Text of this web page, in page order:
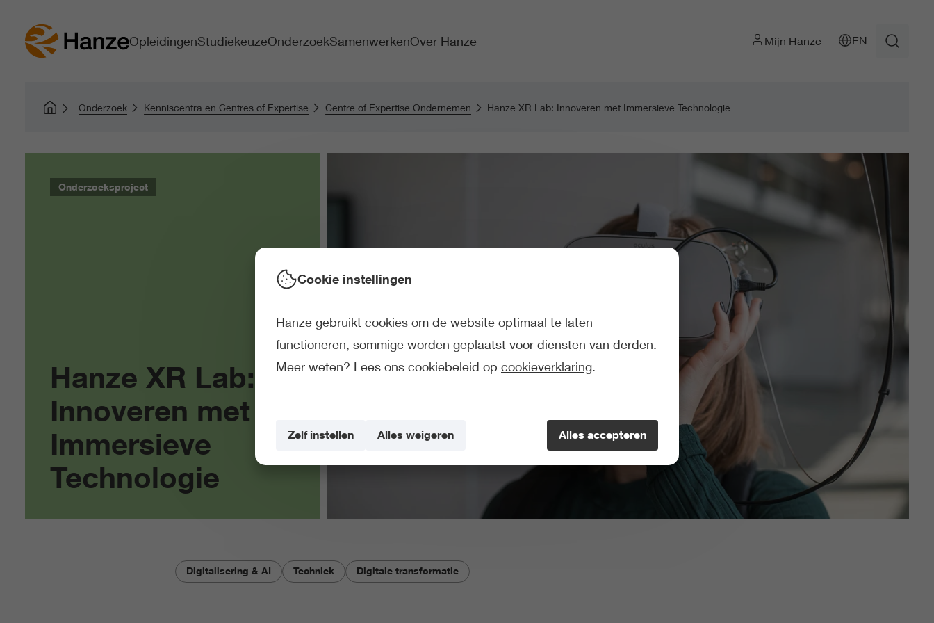
OpleidingenStudiekeuzeOnderzoekSamenwerkenOver Hanze Mijn Hanze EN
Onderzoek Kenniscentra en Centres of Expertise Centre of Expertise Ondernemen Hanze XR Lab: Innoveren met Immersieve Technologie
Hanze XR Lab:
Innoveren met
Immersieve
Technologie
Onderzoeksproject
Digitalisering & AI Techniek Digitale transformatie
Cookie instellingen
Hanze gebruikt cookies om de website optimaal te laten
functioneren, sommige worden geplaatst voor diensten van derden.
Meer weten? Lees ons cookiebeleid op cookieverklaring.
Alles accepteren
Zelf instellen Alles weigeren